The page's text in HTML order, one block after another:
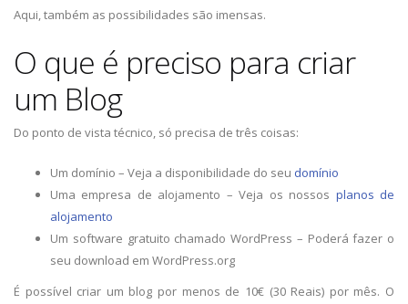
Aqui, também as possibilidades são imensas.
O que é preciso para criar
um Blog
Do ponto de vista técnico, só precisa de três coisas:
Um domínio – Veja a disponibilidade do seu domínio
Uma empresa de alojamento – Veja os nossos planos de
alojamento
Um software gratuito chamado WordPress – Poderá fazer o
seu download em WordPress.org
É possível criar um blog por menos de 10€ (30 Reais) por mês. O